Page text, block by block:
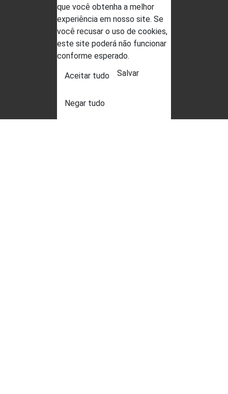
que você obtenha a melhor
experiência em nosso site. Se
você recusar o uso de cookies,
este site poderá não funcionar
conforme esperado.
Aceitar tudo
Negar tudo
Salvar